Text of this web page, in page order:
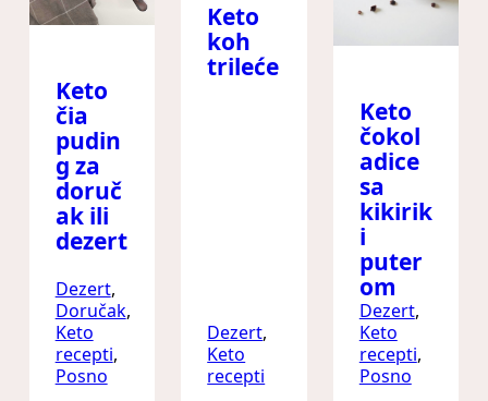
Keto
čia
pudin
g za
doruč
ak ili
dezert
Dezert
Doručak
Keto
recepti
Posno
Keto
koh
trileće
Dezert
Keto
recepti
Keto
čokol
adice
sa
kikirik
i
puter
om
Dezert
Keto
recepti
Posno